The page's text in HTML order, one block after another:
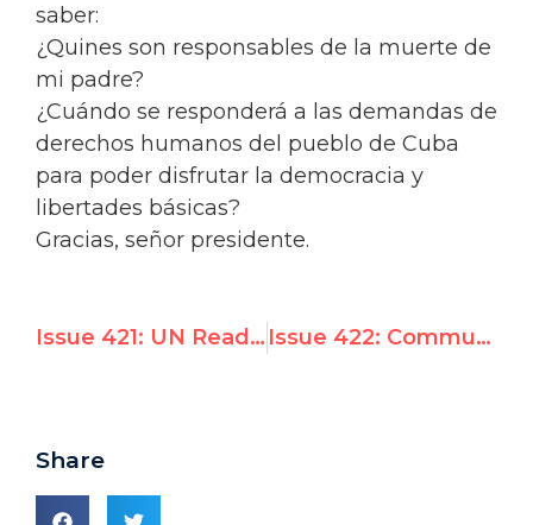
saber:
¿Quines son responsables de la muerte de
mi padre?
¿Cuándo se responderá a las demandas de
derechos humanos del pueblo de Cuba
para poder disfrutar la democracia y
libertades básicas?
Gracias, señor presidente.
Issue 421: UN Readies Syrian-Sponsored Resolution Condemning Israel for "Violating Human Rights in the Golan"; UN Watch Takes the Floor Issue 422: Communist regime lashes out, accuses UN Watch of being "paid for and financed by the U.S government," says it "lacks credibility and legitimacy"
Share